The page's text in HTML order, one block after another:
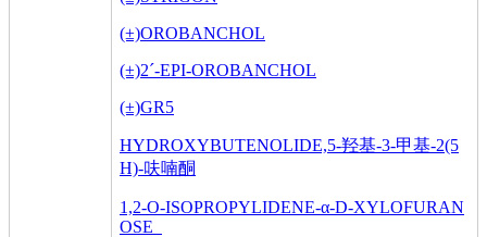
(±)OROBANCHOL
(±)2´-EPI-OROBANCHOL
(±)GR5
HYDROXYBUTENOLIDE,5-羟基-3-甲基-2(5
H)-呋喃酮
1,2-O-ISOPROPYLIDENE-α-D-XYLOFURAN
OSE